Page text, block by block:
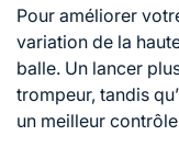
Pour améliorer
variation de la
balle. Un lancer
trompeur, tandis
un meilleur